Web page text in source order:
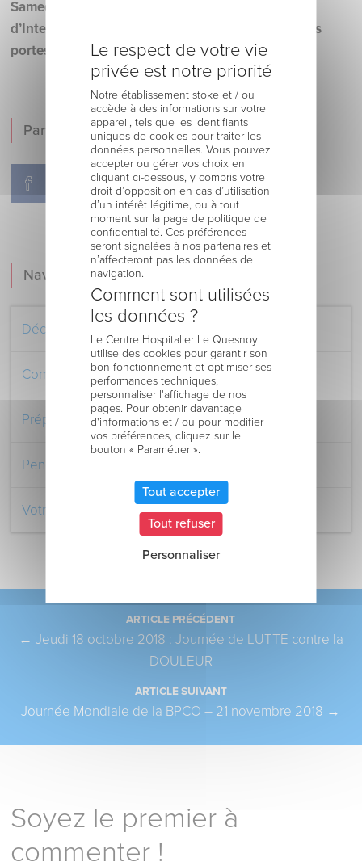
Samedi 17 novembre de 10 h 00 à 16 h 00. Galerie
d’Intermarché – Le Quesnoy, centre commercial les
portes de l’Avesnois.
Partager !
Navigation
Découvrez le Centre Hospitalier
Comment venir au Centre Hospitalier
Préparer votre séjour à l’Hôpital
Pendant votre séjour à l’Hôpital
Votre retour au domicile
ARTICLE PRÉCÉDENT
← Jeudi 18 octobre 2018 : Journée de LUTTE contre la
DOULEUR
ARTICLE SUIVANT
Journée Mondiale de la BPCO – 21 novembre 2018 →
Soyez le premier à
commenter !
Le respect de votre vie
privée est notre priorité
Notre établissement stoke et / ou
accède à des informations sur votre
appareil, tels que les identifiants
uniques de cookies pour traiter les
données personnelles. Vous pouvez
accepter ou gérer vos choix en
cliquant ci-dessous, y compris votre
droit d’opposition en cas d’utilisation
d’un intérêt légitime, ou à tout
moment sur la page de politique de
confidentialité. Ces préférences
seront signalées à nos partenaires et
n’affecteront pas les données de
navigation.
Comment sont utilisées
les données ?
Le Centre Hospitalier Le Quesnoy
utilise des cookies pour garantir son
bon fonctionnement et optimiser ses
performances techniques,
personnaliser l'affichage de nos
pages. Pour obtenir davantage
d'informations et / ou pour modifier
vos préférences, cliquez sur le
bouton « Paramétrer ».
Tout accepter
Tout refuser
Personnaliser